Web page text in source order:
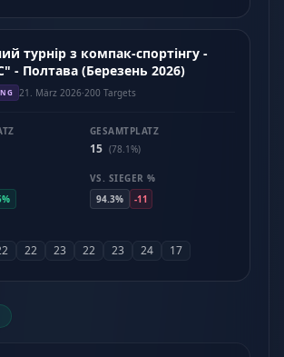
турнір з компак-спортінгу -
- Полтава (Березень 2026)
21. März 2026·200 Targets
GESAMTPLATZ
15 (78.1%)
VS. SIEGER %
94.3%
-11
22 23 22 23 24 17